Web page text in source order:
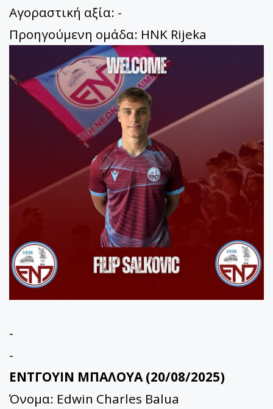
Αγοραστική αξία: -
Προηγούμενη ομάδα: HNK Rijeka
-
-
ΕΝΤΓΟΥΙΝ ΜΠΑΛΟΥΑ (20/08/2025)
Όνομα: Edwin Charles Balua